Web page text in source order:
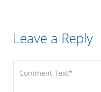
Leave a Reply